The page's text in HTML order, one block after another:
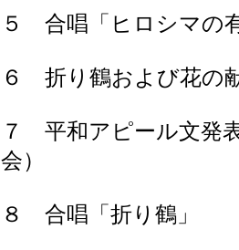
５ 合唱「ヒロシマの
６ 折り鶴および花の
７ 平和アピール文発
会）
８ 合唱「折り鶴」